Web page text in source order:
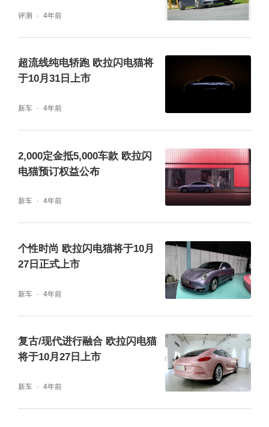
评测 4年前
超流线纯电轿跑 欧拉闪电猫将
于10月31日上市
新车 4年前
2,000定金抵5,000车款 欧拉闪
电猫预订权益公布
新车 4年前
个性时尚 欧拉闪电猫将于10月
27日正式上市
新车 4年前
复古/现代进行融合 欧拉闪电猫
将于10月27日上市
新车 4年前